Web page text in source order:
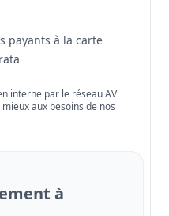
payants à la carte
interne par le réseau AV
aux besoins de nos
à